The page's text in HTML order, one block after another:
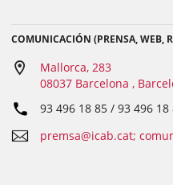
COMUNICACIÓN (PRENSA, WEB,
Mallorca, 283
08037 Barcelona ,
93 496 18 85 / 93 496 18
premsa@icab.cat;